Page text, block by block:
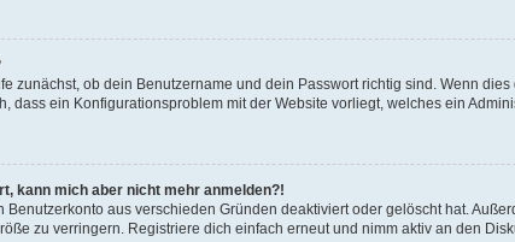
zunächst, ob dein Benutzername und dein Passwort richtig sind. Wenn
dass ein Konfigurationsproblem mit der Website vorliegt, welches ein
kann mich aber nicht mehr anmelden?!
Benutzerkonto aus verschieden Gründen deaktiviert oder gelöscht hat.
zu verringern. Registriere dich einfach erneut und nimm aktiv an den